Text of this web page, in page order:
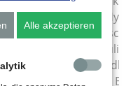
hoch belasteten
von
Getrieben,
Lagerschmierung.
Alle akzeptieren